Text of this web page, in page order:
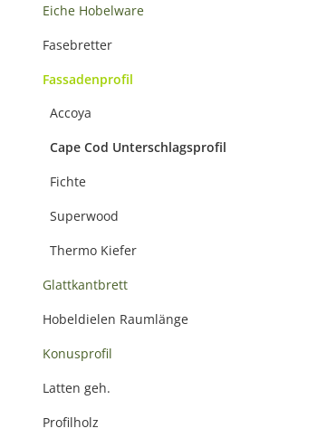
Eiche Hobelware
Fasebretter
Fassadenprofil
Accoya
Cape Cod Unterschlagsprofil
Fichte
Superwood
Thermo Kiefer
Glattkantbrett
Hobeldielen Raumlänge
Konusprofil
Latten geh.
Profilholz